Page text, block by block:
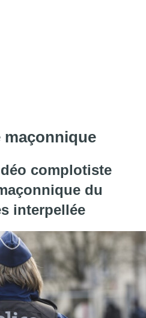
maçonnique
complotiste
du
interpellée